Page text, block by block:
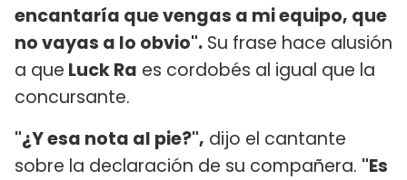
encantaría que vengas a mi equipo, que
no vayas a lo obvio". Su frase hace alusión
a que Luck Ra es cordobés al igual que la
concursante.
"¿Y esa nota al pie?", dijo el cantante
sobre la declaración de su compañera. "Es